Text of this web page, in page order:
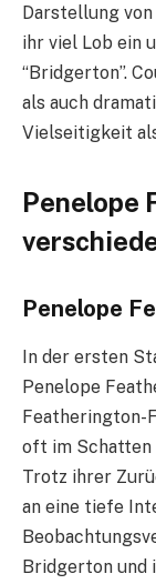
Darstellung
ihr viel Lob ein
“Bridgerton”.
als auch
Vielseitigkeit
Penelope
Penelope
In der ersten
Penelope
Featherington-
oft im
Trotz ihrer
an eine tiefe
Bridgerton und